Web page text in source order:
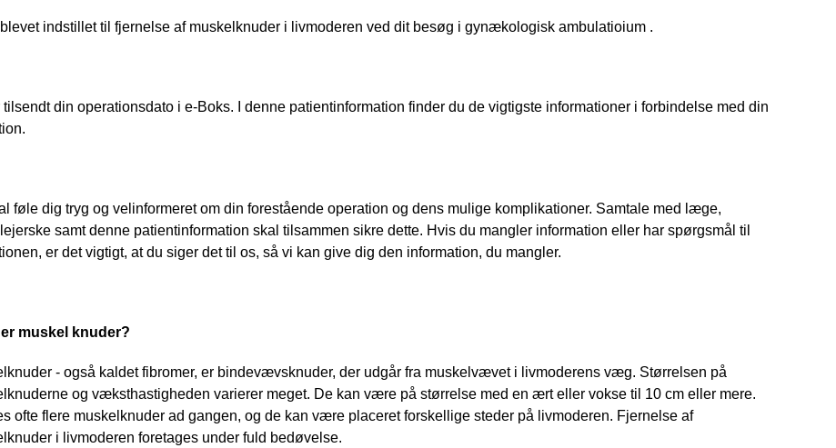
indstillet til fjernelse af muskelknuder i livmoderen ved dit besøg i gynækologisk ambulatioium .
tilsendt din operationsdato i e-Boks. I denne patientinformation finder du de vigtigste informationer i forbindelse med din
føle dig tryg og velinformeret om din forestående operation og dens mulige komplikationer. Samtale med læge,
samt denne patientinformation skal tilsammen sikre dette. Hvis du mangler information eller har spørgsmål til
er det vigtigt, at du siger det til os, så vi kan give dig den information, du mangler.
er muskel knuder?
- også kaldet fibromer, er bindevævsknuder, der udgår fra muskelvævet i livmoderens væg. Størrelsen på
og væksthastigheden varierer meget. De kan være på størrelse med en ært eller vokse til 10 cm eller mere.
ofte flere muskelknuder ad gangen, og de kan være placeret forskellige steder på livmoderen. Fjernelse af
i livmoderen foretages under fuld bedøvelse.